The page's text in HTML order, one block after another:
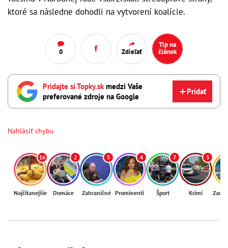
ktoré sa následne dohodli na vytvorení koalície.
0 Zdieľať
Tip na
článok
Pridajte si Topky.sk medzi Vaše
preferované zdroje na Google
Pridať
Nahlásiť chybu
16
Najčítanejšie
2
Domáce
5
Zahraničné
4
Prominenti
7
Šport
3
Krimi